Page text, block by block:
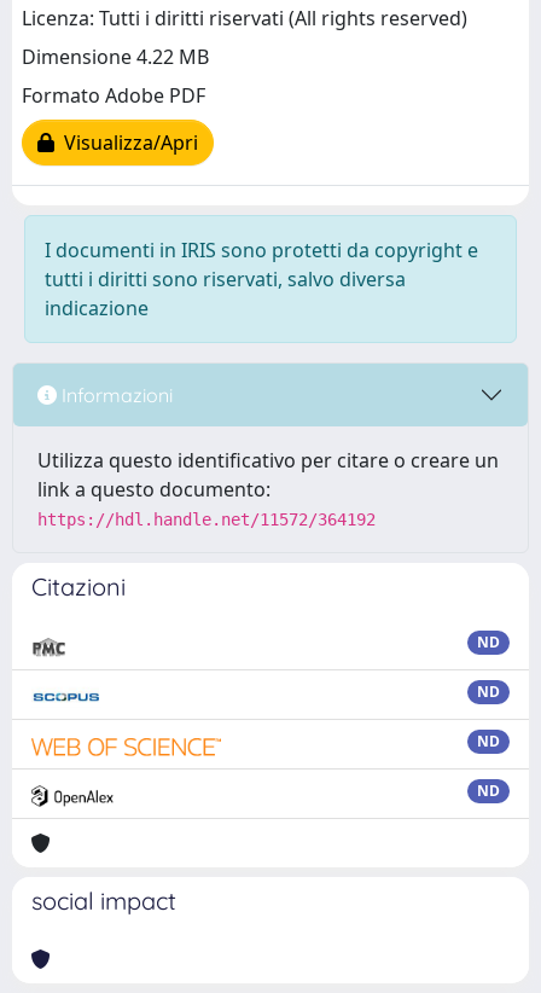
Licenza: Tutti i diritti riservati (All rights reserved)
Dimensione 4.22 MB
Formato Adobe PDF
Visualizza/Apri
I documenti in IRIS sono protetti da copyright e
tutti i diritti sono riservati, salvo diversa
indicazione
Informazioni
Utilizza questo identificativo per citare o creare un
link a questo documento:
https://hdl.handle.net/11572/364192
Citazioni
ND
ND
ND
ND
social impact